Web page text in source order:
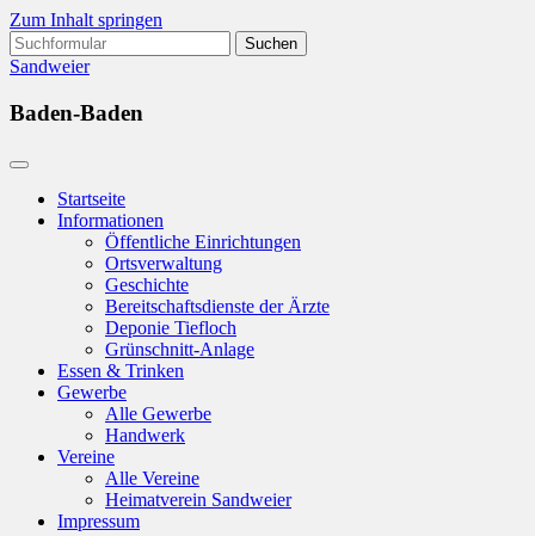
Zum Inhalt springen
Suchen
nach:
Sandweier
Baden-Baden
Startseite
Informationen
Öffentliche Einrichtungen
Ortsverwaltung
Geschichte
Bereitschaftsdienste der Ärzte
Deponie Tiefloch
Grünschnitt-Anlage
Essen & Trinken
Gewerbe
Alle Gewerbe
Handwerk
Vereine
Alle Vereine
Heimatverein Sandweier
Impressum